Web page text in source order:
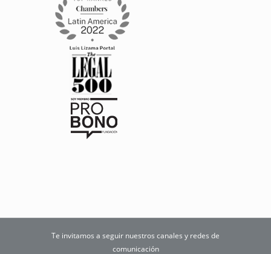
Te invitamos a seguir nuestros canales y redes de
comunicación